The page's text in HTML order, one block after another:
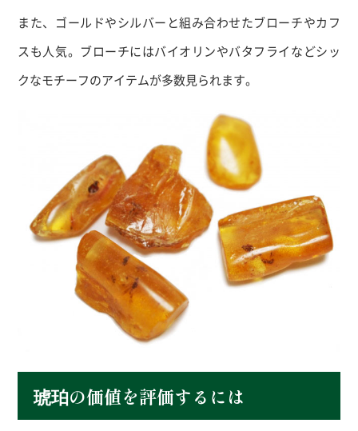
また、ゴールドやシルバーと組み合わせたブローチやカフ
スも人気。ブローチにはバイオリンやバタフライなどシッ
クなモチーフのアイテムが多数見られます。
琥珀の価値を評価するには